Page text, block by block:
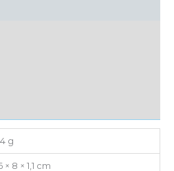
g
× 8 × 1,1 cm